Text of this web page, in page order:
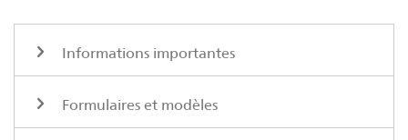
Informations importantes
Formulaires et modèles